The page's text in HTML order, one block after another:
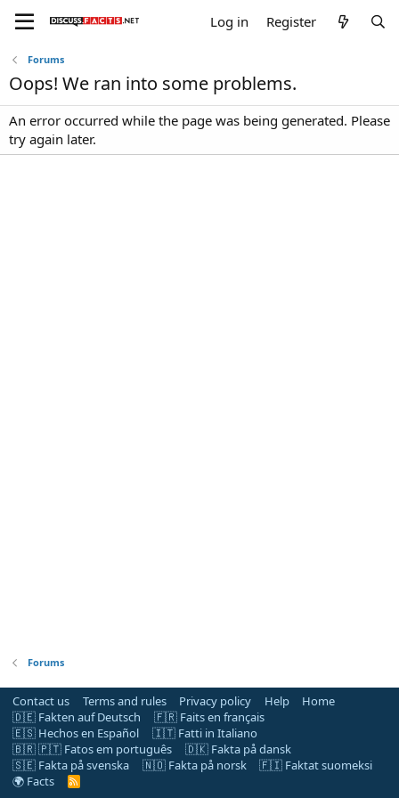
Log in Register
Forums
Oops! We ran into some problems.
An error occurred while the page was being generated. Please
try again later.
Forums
Contact us Terms and rules Privacy policy Help
Home
🇩🇪 Fakten auf Deutsch
🇫🇷 Faits en français
🇪🇸 Hechos en Español
🇮🇹 Fatti in Italiano
🇧🇷 🇵🇹 Fatos em português
🇩🇰 Fakta på dansk
🇸🇪 Fakta på svenska
🇳🇴 Fakta på norsk
🇫🇮 Faktat suomeksi
🌍 Facts
R